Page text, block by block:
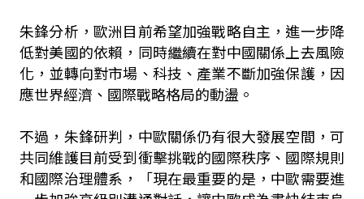
朱鋒分析，歐洲目前希望加強戰略自主，進一步降
低對美國的依賴，同時繼續在對中國關係上去風險
化，並轉向對市場、科技、產業不斷加強保護，因
應世界經濟、國際戰略格局的動盪。
不過，朱鋒研判，中歐關係仍有很大發展空間，可
共同維護目前受到衝擊挑戰的國際秩序、國際規則
和國際治理體系，「現在最重要的是，中歐需要進